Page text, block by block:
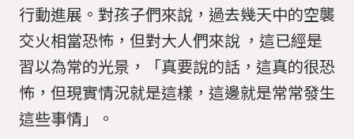
行動進展。對孩子們來說，過去幾天中的空襲
交火相當恐怖，但對大人們來說 ，這已經是
習以為常的光景，「真要說的話，這真的很恐
怖，但現實情況就是這樣，這邊就是常常發生
這些事情」。